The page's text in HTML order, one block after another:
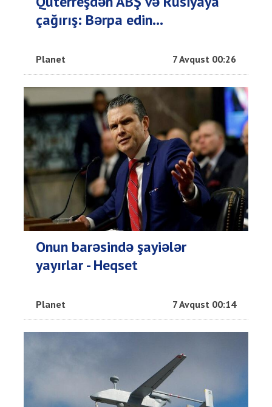
çağırış: Bərpa edin...
Planet 7 Avqust 00:26
Onun barəsində şayiələr
yayırlar - Heqset
Planet 7 Avqust 00:14